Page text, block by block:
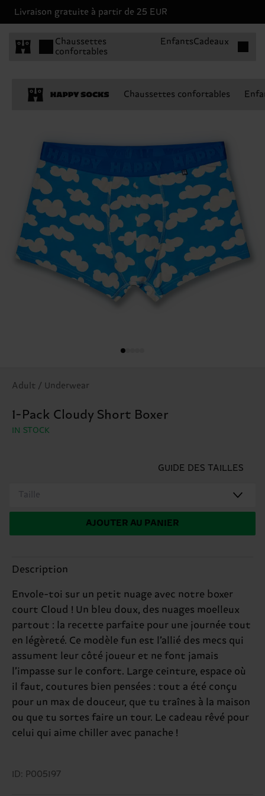
Livraison gratuite à partir de 25 EUR
Chaussettes
confortables
EnfantsCadeaux
Chaussettes confortables
Adult / Underwear
1-Pack Cloudy Short Boxer
IN STOCK
GUIDE DES TAILLES
Taille
AJOUTER AU PANIER
Description
Envole-toi sur un petit nuage avec notre boxer
court Cloud ! Un bleu doux, des nuages moelleux
partout : la recette parfaite pour une journée tout
en légèreté. Ce modèle fun est l’allié des mecs qui
assument leur côté joueur et ne font jamais
l’impasse sur le confort. Large ceinture, espace où
il faut, coutures bien pensées : tout a été conçu
pour un max de douceur, que tu traînes à la maison
ou que tu sortes faire un tour. Le cadeau rêvé pour
celui qui aime chiller avec panache !
ID: P005197